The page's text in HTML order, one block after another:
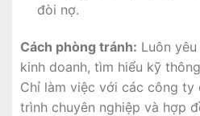
đòi nợ.
Cách phòng tránh: Luôn
kinh doanh, tìm hiểu kỹ
Chỉ làm việc với các công ty
trình chuyên nghiệp và hợp